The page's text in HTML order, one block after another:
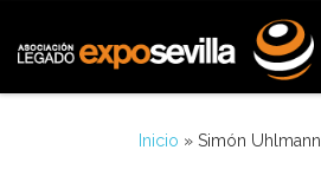
Inicio » Simón Uhlmann